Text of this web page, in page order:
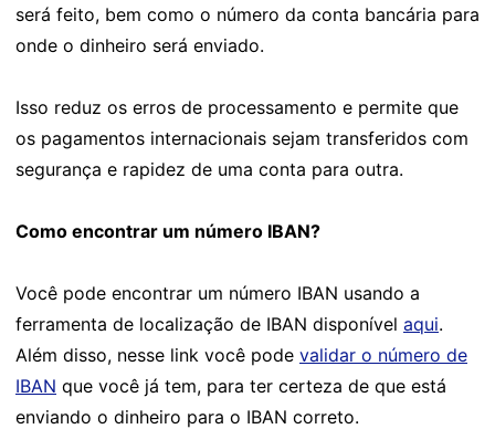
será feito, bem como o número da conta bancária para
onde o dinheiro será enviado.
Isso reduz os erros de processamento e permite que
os pagamentos internacionais sejam transferidos com
segurança e rapidez de uma conta para outra.
Como encontrar um número IBAN?
Você pode encontrar um número IBAN usando a
ferramenta de localização de IBAN disponível aqui.
Além disso, nesse link você pode validar o número de
IBAN que você já tem, para ter certeza de que está
enviando o dinheiro para o IBAN correto.